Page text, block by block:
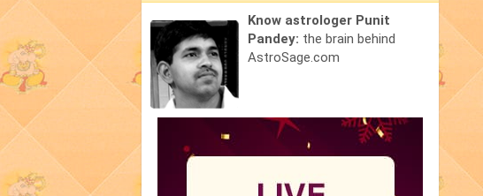
Know astrologer Punit
Pandey: the brain behind
AstroSage.com